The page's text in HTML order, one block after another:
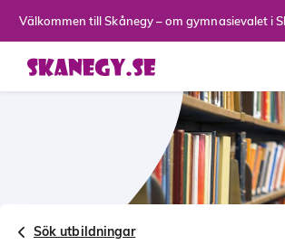
Välkommen till Skånegy – om gymnasievalet i
Sök utbildningar